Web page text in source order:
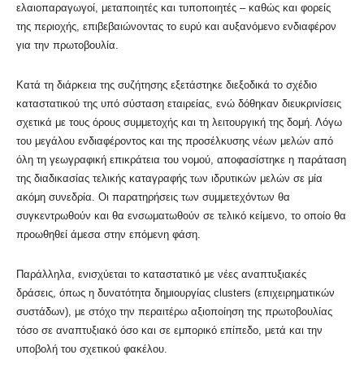
ελαιοπαραγωγοί, μεταποιητές και τυποποιητές – καθώς και φορείς
της περιοχής, επιβεβαιώνοντας το ευρύ και αυξανόμενο ενδιαφέρον
για την πρωτοβουλία.
Κατά τη διάρκεια της συζήτησης εξετάστηκε διεξοδικά το σχέδιο
καταστατικού της υπό σύσταση εταιρείας, ενώ δόθηκαν διευκρινίσεις
σχετικά με τους όρους συμμετοχής και τη λειτουργική της δομή. Λόγω
του μεγάλου ενδιαφέροντος και της προσέλκυσης νέων μελών από
όλη τη γεωγραφική επικράτεια του νομού, αποφασίστηκε η παράταση
της διαδικασίας τελικής καταγραφής των ιδρυτικών μελών σε μία
ακόμη συνεδρία. Οι παρατηρήσεις των συμμετεχόντων θα
συγκεντρωθούν και θα ενσωματωθούν σε τελικό κείμενο, το οποίο θα
προωθηθεί άμεσα στην επόμενη φάση.
Παράλληλα, ενισχύεται το καταστατικό με νέες αναπτυξιακές
δράσεις, όπως η δυνατότητα δημιουργίας clusters (επιχειρηματικών
συστάδων), με στόχο την περαιτέρω αξιοποίηση της πρωτοβουλίας
τόσο σε αναπτυξιακό όσο και σε εμπορικό επίπεδο, μετά και την
υποβολή του σχετικού φακέλου.